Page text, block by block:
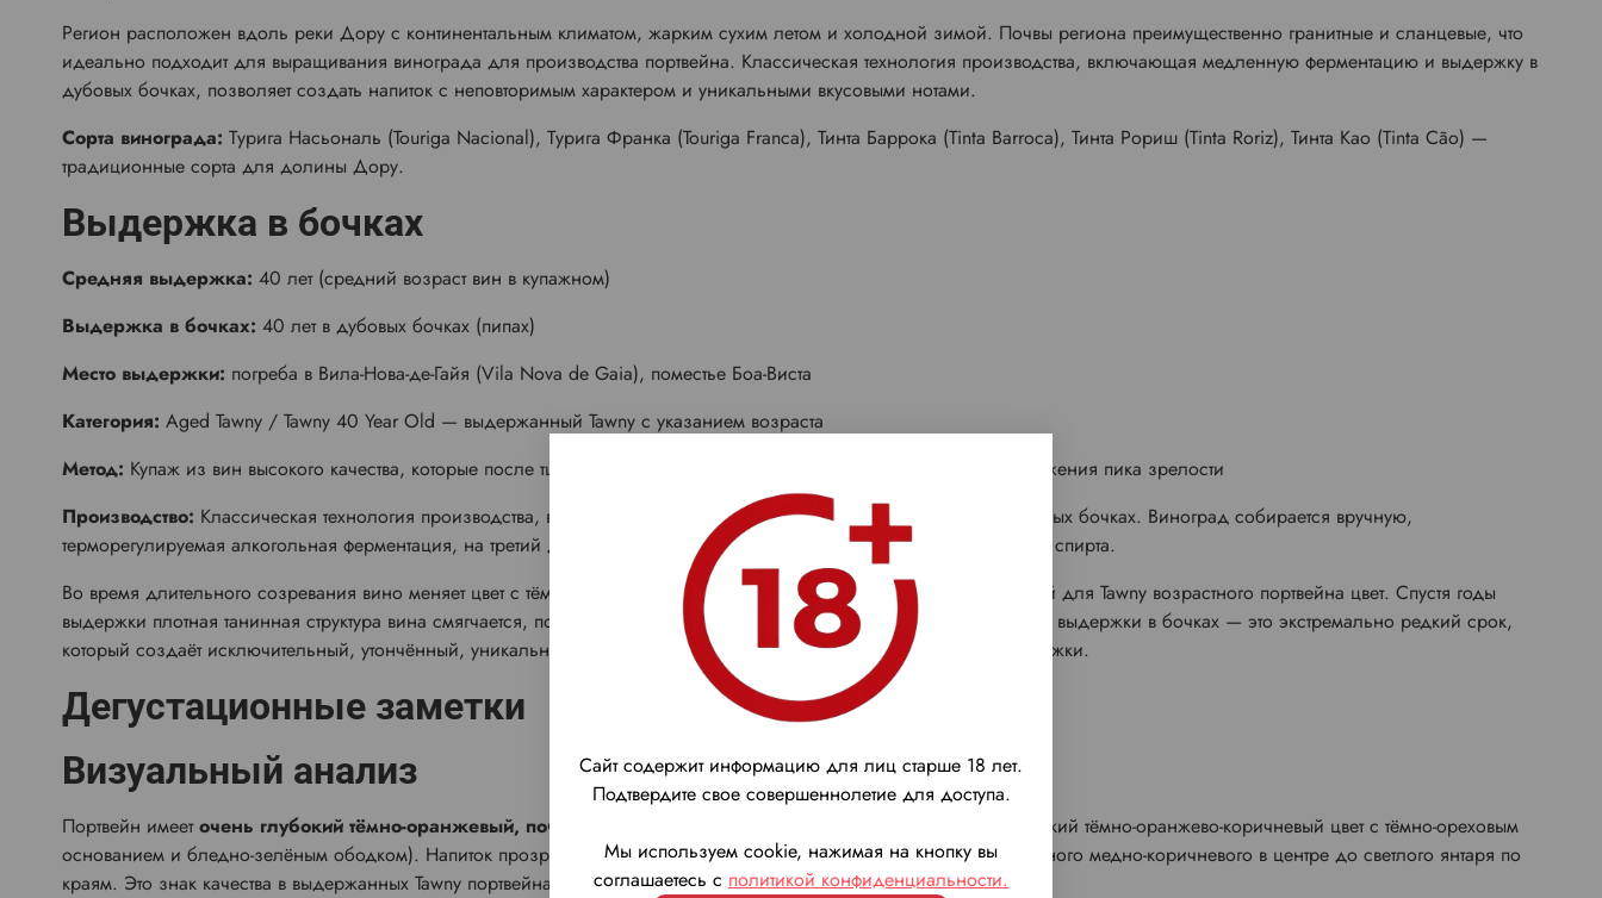
Регион расположен вдоль реки Дору с континентальным климатом, жарким сухим летом и холодной зимой. Почвы региона преимущественно гранитные и сланцевые, что
идеально подходит для выращивания винограда для производства портвейна. Классическая технология производства, включающая медленную ферментацию и выдержку в
дубовых бочках, позволяет создать напиток с неповторимым характером и уникальными вкусовыми нотами.
Сорта винограда: Турига Насьональ (Touriga Nacional), Турига Франка (Touriga Franca), Тинта Баррока (Tinta Barroca), Тинта Рориш (Tinta Roriz), Тинта Као (Tinta Cão) —
традиционные сорта для долины Дору.
Выдержка в бочках
Средняя выдержка: 40 лет (средний возраст вин в купажном)
Выдержка в бочках: 40 лет в дубовых бочках (пипах)
Место выдержки: погреба в Вила-Нова-де-Гайя (Vila Nova de Gaia), поместье Боа-Виста
Категория: Aged Tawny / Tawny 40 Year Old — выдержанный Tawny с указанием возраста
Метод: Купаж из вин высокого качества, которые после тщательного выбора смешиваются и настаиваются до достижения пика зрелости
Производство: Классическая технология производства, включающая медленную ферментацию и выдержку в дубовых бочках. Виноград собирается вручную,
терморегулируемая алкогольная ферментация, на третий день брожения вино крепится добавлением виноградного спирта.
Во время длительного созревания вино меняет цвет с тёмно-красного на медно-янтарный и приобретает характерный для Tawny возрастного портвейна цвет. Спустя годы
выдержки плотная танинная структура вина смягчается, появляются сложные вторичные и третичные ароматы. 40 лет выдержки в бочках — это экстремально редкий срок,
который создаёт исключительный, утончённый, уникальный портвейн. Более 50% вина испарилось за время выдержки.
Дегустационные заметки
Визуальный анализ
Портвейн имеет очень глубокий тёмно-оранжевый, почти медно-коричневый цвет с зелёным ободком
(глубокий тёмно-оранжево-коричневый цвет с тёмно-ореховым
основанием и бледно-зелёным ободком). Напиток прозрачный, без осадка, с красивыми градиентами от насыщенного медно-коричневого в центре до светлого янтаря по
краям. Это знак качества в выдержанных Tawny портвейнах.
Сайт содержит информацию для лиц старше 18 лет.
Подтвердите свое совершеннолетие для доступа.
Мы используем cookie, нажимая на кнопку вы
соглашаетесь с политикой конфиденциальности.